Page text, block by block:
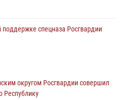
спецназа Росгвардии
Росгвардии пресечено более 180
округом Росгвардии совершил
Республику